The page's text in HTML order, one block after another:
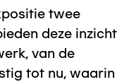
twee
deze inzicht
van de
tot nu, waarin